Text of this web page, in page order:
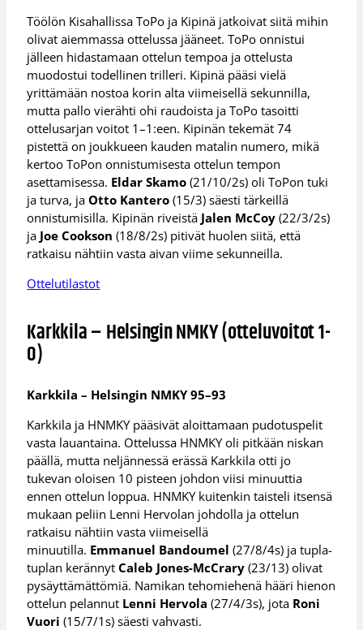
Töölön Kisahallissa ToPo ja Kipinä jatkoivat siitä mihin
olivat aiemmassa ottelussa jääneet. ToPo onnistui
jälleen hidastamaan ottelun tempoa ja ottelusta
muodostui todellinen trilleri. Kipinä pääsi vielä
yrittämään nostoa korin alta viimeisellä sekunnilla,
mutta pallo vierähti ohi raudoista ja ToPo tasoitti
ottelusarjan voitot 1–1:een. Kipinän tekemät 74
pistettä on joukkueen kauden matalin numero, mikä
kertoo ToPon onnistumisesta ottelun tempon
asettamisessa. Eldar Skamo (21/10/2s) oli ToPon tuki
ja turva, jaOtto Kantero (15/3) säesti tärkeillä
onnistumisilla. Kipinän riveistä Jalen McCoy (22/3/2s)
ja Joe Cookson (18/8/2s) pitivät huolen siitä, että
ratkaisu nähtiin vasta aivan viime sekunneilla.
Ottelutilastot
Karkkila – Helsingin NMKY (otteluvoitot 1-
0)
Karkkila – Helsingin NMKY 95–93
Karkkila ja HNMKY pääsivät aloittamaan pudotuspelit
vasta lauantaina. Ottelussa HNMKY oli pitkään niskan
päällä, mutta neljännessä erässä Karkkila otti jo
tukevan oloisen 10 pisteen johdon viisi minuuttia
ennen ottelun loppua. HNMKY kuitenkin taisteli itsensä
mukaan peliin Lenni Hervolan johdolla ja ottelun
ratkaisu nähtiin vasta viimeisellä
minuutilla. Emmanuel Bandoumel (27/8/4s) ja tupla-
tuplan kerännytCaleb Jones-McCrary (23/13) olivat
pysäyttämättömiä. Namikan tehomiehenä hääri hienon
ottelun pelannut Lenni Hervola (27/4/3s), jota Roni
Vuori (15/7/1s) säesti vahvasti.